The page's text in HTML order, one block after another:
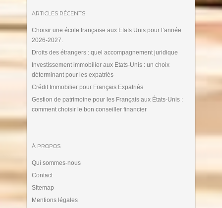
ARTICLES RÉCENTS
Choisir une école française aux Etats Unis pour l’année
2026-2027.
Droits des étrangers : quel accompagnement juridique
Investissement immobilier aux Etats-Unis : un choix
déterminant pour les expatriés
Crédit Immobilier pour Français Expatriés
Gestion de patrimoine pour les Français aux États-Unis :
comment choisir le bon conseiller financier
À PROPOS
Qui sommes-nous
Contact
Sitemap
Mentions légales